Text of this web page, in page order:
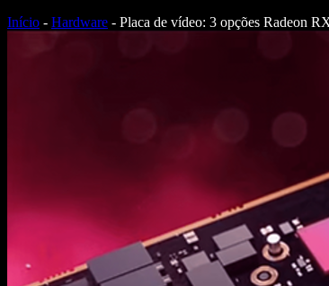
Início - Hardware - Placa de vídeo: 3 opções Radeon